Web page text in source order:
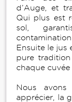
d’Auge, et
Qui plus est
sol,
contamination
Ensuite le jus
pure
chaque
Nous
apprécier, la